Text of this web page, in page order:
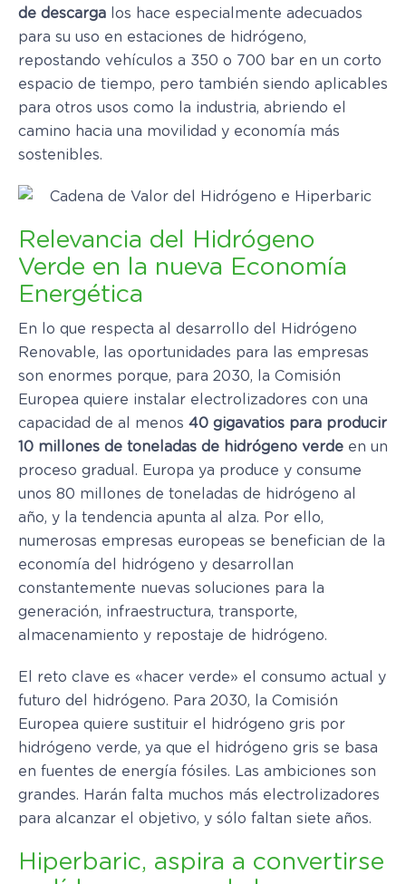
de descarga los hace especialmente adecuados
para su uso en estaciones de hidrógeno,
repostando vehículos a 350 o 700 bar en un corto
espacio de tiempo, pero también siendo aplicables
para otros usos como la industria, abriendo el
camino hacia una movilidad y economía más
sostenibles.
Relevancia del Hidrógeno
Verde en la nueva Economía
Energética
En lo que respecta al desarrollo del Hidrógeno
Renovable, las oportunidades para las empresas
son enormes porque, para 2030, la Comisión
Europea quiere instalar electrolizadores con una
capacidad de al menos 40 gigavatios para producir
10 millones de toneladas de hidrógeno verde en un
proceso gradual. Europa ya produce y consume
unos 80 millones de toneladas de hidrógeno al
año, y la tendencia apunta al alza. Por ello,
numerosas empresas europeas se benefician de la
economía del hidrógeno y desarrollan
constantemente nuevas soluciones para la
generación, infraestructura, transporte,
almacenamiento y repostaje de hidrógeno.
El reto clave es «hacer verde» el consumo actual y
futuro del hidrógeno. Para 2030, la Comisión
Europea quiere sustituir el hidrógeno gris por
hidrógeno verde, ya que el hidrógeno gris se basa
en fuentes de energía fósiles. Las ambiciones son
grandes. Harán falta muchos más electrolizadores
para alcanzar el objetivo, y sólo faltan siete años.
Hiperbaric, aspira a convertirse